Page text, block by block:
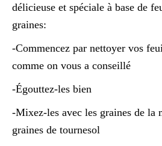
délicieuse et spéciale à base de
graines:
-Commencez par nettoyer vos
comme on vous a conseillé
-Égouttez-les bien
-Mixez-les avec les graines de la
graines de tournesol